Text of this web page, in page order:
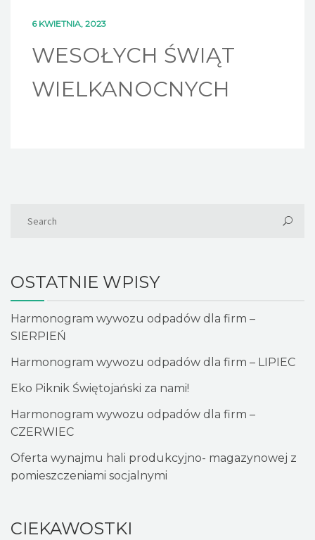
6 KWIETNIA, 2023
WESOŁYCH ŚWIĄT
WIELKANOCNYCH
OSTATNIE WPISY
Harmonogram wywozu odpadów dla firm –
SIERPIEŃ
Harmonogram wywozu odpadów dla firm – LIPIEC
Eko Piknik Świętojański za nami!
Harmonogram wywozu odpadów dla firm –
CZERWIEC
Oferta wynajmu hali produkcyjno- magazynowej z
pomieszczeniami socjalnymi
CIEKAWOSTKI